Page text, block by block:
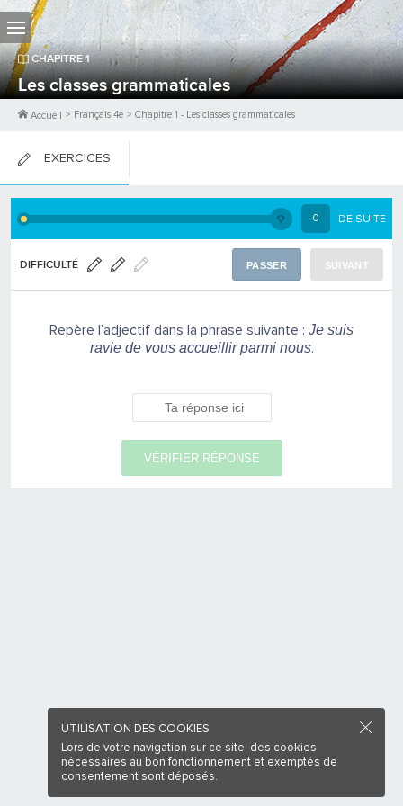
CHAPITRE1
Les classes grammaticales
Accueil > Français 4e > Chapitre 1 - Les classes grammaticales
EXERCICES
FICHES DE COURS 0 DE SUITE
DIFFICULTÉ PASSER SUIVANT
Repère l’adjectif dans la phrase suivante : Je suis
ravie de vous accueillir parmi nous.
VÉRIFIER RÉPONSE
UTILISATION DES COOKIES
Lors de votre navigation sur ce site, des cookies
nécessaires au bon fonctionnement et exemptés de
consentement sont déposés.